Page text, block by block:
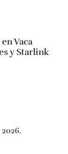
Vaca
y Starlink